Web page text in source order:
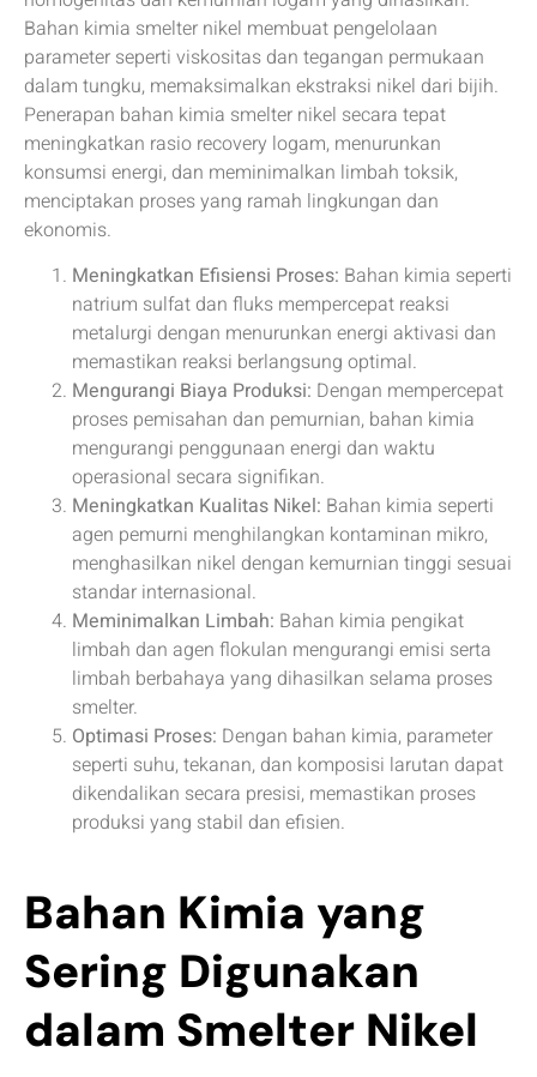
Bahan kimia smelter nikel membuat pengelolaan
parameter seperti viskositas dan tegangan permukaan
dalam tungku, memaksimalkan ekstraksi nikel dari bijih.
Penerapan bahan kimia smelter nikel secara tepat
meningkatkan rasio recovery logam, menurunkan
konsumsi energi, dan meminimalkan limbah toksik,
menciptakan proses yang ramah lingkungan dan
ekonomis.
Meningkatkan Efisiensi Proses: Bahan kimia seperti
natrium sulfat dan fluks mempercepat reaksi
metalurgi dengan menurunkan energi aktivasi dan
memastikan reaksi berlangsung optimal.
Mengurangi Biaya Produksi: Dengan mempercepat
proses pemisahan dan pemurnian, bahan kimia
mengurangi penggunaan energi dan waktu
operasional secara signifikan.
Meningkatkan Kualitas Nikel: Bahan kimia seperti
agen pemurni menghilangkan kontaminan mikro,
menghasilkan nikel dengan kemurnian tinggi sesuai
standar internasional.
Meminimalkan Limbah: Bahan kimia pengikat
limbah dan agen flokulan mengurangi emisi serta
limbah berbahaya yang dihasilkan selama proses
smelter.
Optimasi Proses: Dengan bahan kimia, parameter
seperti suhu, tekanan, dan komposisi larutan dapat
dikendalikan secara presisi, memastikan proses
produksi yang stabil dan efisien.
Bahan Kimia yang
Sering Digunakan
dalam Smelter Nikel